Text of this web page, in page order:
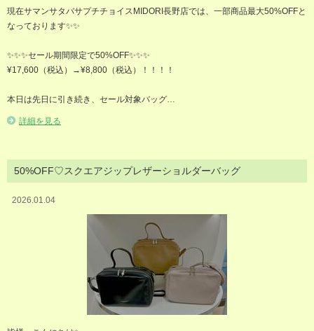
現在サマンサタバサプチチョイスMIDORI長野店では、一部商品最大50%OFFと
なっております✨️✨️
✨️✨️✨️セール期間限定で50%OFF✨️✨️✨️
¥17,600（税込）→¥8,800（税込）！！！！
本日は先日に引き続き、セール対象バッグ…
詳細を見る
50%OFF♡スクエアジップレザーショルダーバッグ
2026.01.04